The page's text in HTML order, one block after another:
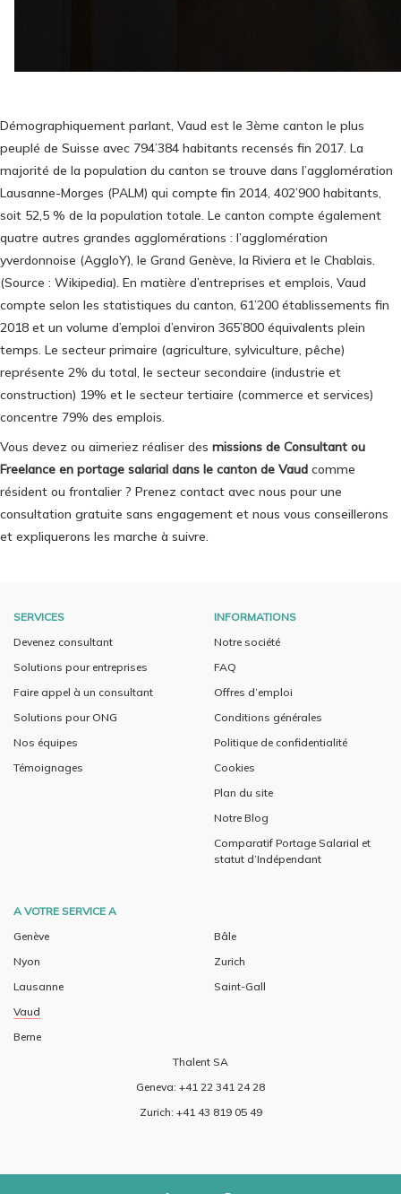
Démographiquement parlant, Vaud est le 3ème canton le plus
peuplé de Suisse avec 794’384 habitants recensés fin 2017. La
majorité de la population du canton se trouve dans l’agglomération
Lausanne-Morges (PALM) qui compte fin 2014, 402’900 habitants,
soit 52,5 % de la population totale. Le canton compte également
quatre autres grandes agglomérations : l’agglomération
yverdonnoise (AggloY), le Grand Genève, la Riviera et le Chablais.
(Source : Wikipedia). En matière d’entreprises et emplois, Vaud
compte selon les statistiques du canton, 61’200 établissements fin
2018 et un volume d’emploi d’environ 365’800 équivalents plein
temps. Le secteur primaire (agriculture, sylviculture, pêche)
représente 2% du total, le secteur secondaire (industrie et
construction) 19% et le secteur tertiaire (commerce et services)
concentre 79% des emplois.
Vous devez ou aimeriez réaliser des missions de Consultant ou
Freelance en portage salarial dans le canton de Vaud comme
résident ou frontalier ? Prenez contact avec nous pour une
consultation gratuite sans engagement et nous vous conseillerons
et expliquerons les marche à suivre.
SERVICES
Devenez consultant
Solutions pour entreprises
Faire appel à un consultant
Solutions pour ONG
Nos équipes
Témoignages
INFORMATIONS
Notre société
FAQ
Offres d’emploi
Conditions générales
Politique de confidentialité
Cookies
Plan du site
Notre Blog
Comparatif Portage Salarial et
statut d’Indépendant
A VOTRE SERVICE A
Genève
Nyon
Lausanne
Vaud
Berne
Bâle
Zurich
Saint-Gall
Thalent SA
Geneva: +41 22 341 24 28
Zurich: +41 43 819 05 49